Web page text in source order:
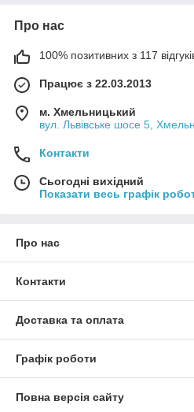
Про нас
100% позитивних з 117
Працює з 22.03.2013
м. Хмельницький
вул. Львівське шосе 5,
Контакти
Сьогодні вихідний
Показати весь графік
Про нас
Контакти
Доставка та оплата
Графік роботи
Повна версія сайту